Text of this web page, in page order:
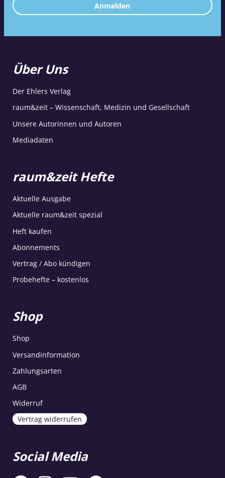
Anmelden
Über Uns
Der Ehlers Verlag
raum&zeit – Wissenschaft, Medizin und Gesellschaft
Unsere Autorinnen und Autoren
Mediadaten
raum&zeit Hefte
Aktuelle Ausgabe
Aktuelle raum&zeit spezial
Heft kaufen
Abonnements
Vertrag / Abo kündigen
Probehefte – kostenlos
Shop
Shop
Versandinformation
Zahlungsarten
AGB
Widerruf
Vertrag widerrufen
Social Media